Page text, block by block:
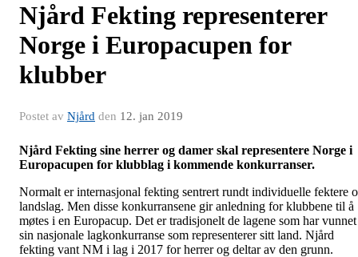
Njård Fekting representerer
Norge i Europacupen for
klubber
Postet av Njård den 12. jan 2019
Njård Fekting sine herrer og damer skal representere Norge i
Europacupen for klubblag i kommende konkurranser.
Normalt er internasjonal fekting sentrert rundt individuelle fektere
landslag. Men disse konkurransene gir anledning for klubbene til å
møtes i en Europacup. Det er tradisjonelt de lagene som har vunnet
sin nasjonale lagkonkurranse som representerer sitt land. Njård
fekting vant NM i lag i 2017 for herrer og deltar av den grunn.